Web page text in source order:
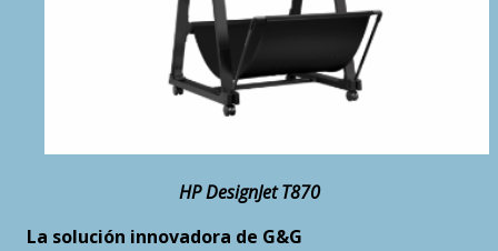
HP DesignJet T870
La solución innovadora de G&G